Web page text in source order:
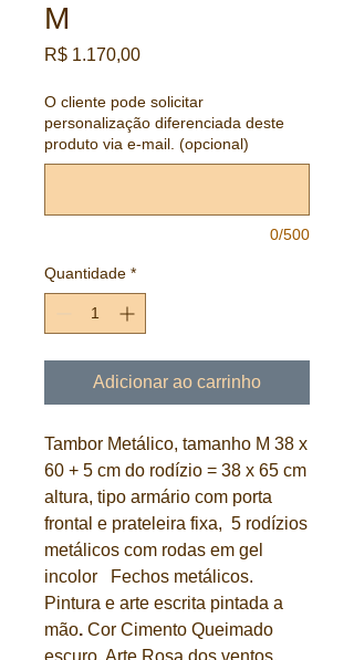
M
R$ 1.170,00Preço
O cliente pode solicitar
personalização diferenciada deste
produto via e-mail. (opcional)
0/500
Quantidade *
Adicionar ao carrinho
Tambor Metálico, tamanho M 38 x
60 + 5 cm do rodízio = 38 x 65 cm
altura, tipo armário com porta
frontal e prateleira fixa, 5 rodízios
metálicos com rodas em gel
incolor Fechos metálicos.
Pintura e arte escrita pintada a
mão. Cor Cimento Queimado
escuro. Arte Rosa dos ventos.